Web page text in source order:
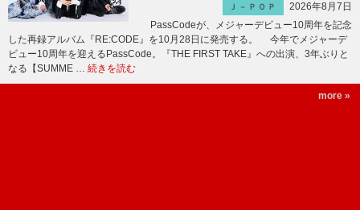
Ｊ－ＰＯＰ
2026年8月7日
PassCodeが、メジャーデビュー10周年を記念
した再録アルバム『RE:CODE』を10月28日に発売する。 今年でメジャーデ
ビュー10周年を迎えるPassCode。『THE FIRST TAKE』への出演、3年ぶりと
なる【SUMME … 続きを読む
more »